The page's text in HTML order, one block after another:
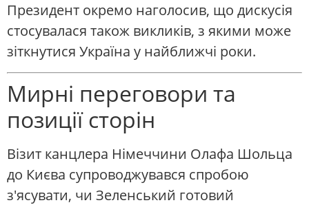
Президент окремо наголосив, що дискусія
стосувалася також викликів, з якими може
зіткнутися Україна у найближчі роки.
Мирні переговори та
позиції сторін
Візит канцлера Німеччини Олафа Шольца
до Києва супроводжувався спробою
з'ясувати, чи Зеленський готовий